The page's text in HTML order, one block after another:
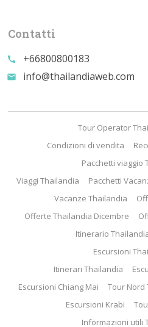
Contatti
call +66800800183
email info@thailandiaweb.com
Tour Operator
Condizioni di vendita
Pacchetti viaggio
Viaggi Thailandia
Pacchetti
Vacanze Thailandia
Offerte Thailandia Dicembre
Itinerario
Escursioni
Itinerari Thailandia
Escursioni Chiang Mai
Tour Nord
Escursioni Krabi
Informazioni utili